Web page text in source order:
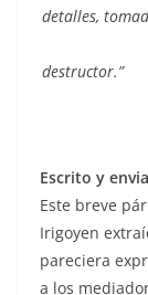
detalles,
Escrito y
Este breve
Irigoyen
pareciera
a los